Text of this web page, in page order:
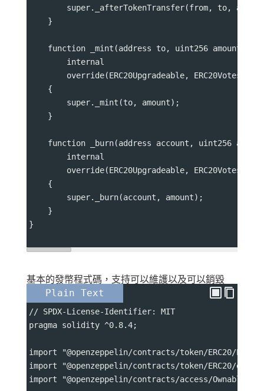
super._afterTokenTransfer(from, to,
    }
    function _mint(address to, uint256 amount)
        internal
override(ERC20Upgradeable,
    {
        super._mint(to, amount);
    }
function _burn(address account, uint256
        internal
override(ERC20Upgradeable,
    {
        super._burn(account, amount);
    }
}
基本的發幣程式碼，支持可以維護以及可以銷毀
Plain Text
// SPDX-License-Identifier: MIT
pragma solidity ^0.8.4;
import "@openzeppelin/contracts/token/ERC20/
import "@openzeppelin/contracts/token/ERC20/
import "@openzeppelin/contracts/access/